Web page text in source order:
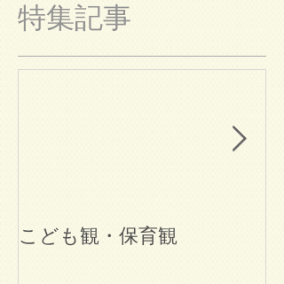
特集記事
こども観・保育観